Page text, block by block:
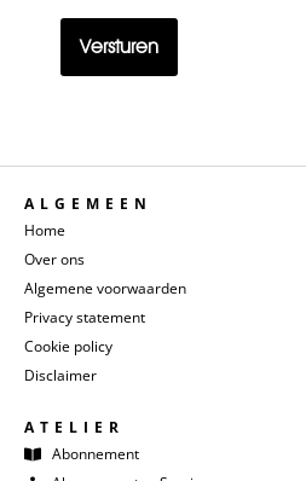
ALGEMEEN
Home
Over ons
Algemene voorwaarden
Privacy statement
Cookie policy
Disclaimer
ATELIER
Abonnement